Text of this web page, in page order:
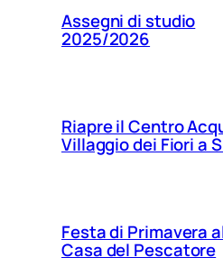
Assegni di studio
2025/2026
Riapre il Centro
Villaggio dei Fiori a
Festa di Primavera
Casa del Pescatore